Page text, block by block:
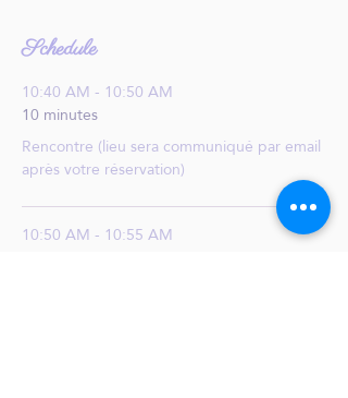
Schedule
10:40 AM - 10:50 AM
10 minutes
Rencontre (lieu sera communiqué par email
après votre réservation)
10:50 AM - 10:55 AM